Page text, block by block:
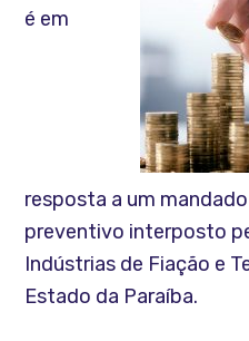
é em
resposta a um
preventivo interposto
Indústrias de Fiação e
Estado da Paraíba.